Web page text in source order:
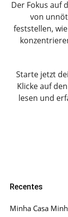
Der Fokus auf
von
feststellen,
Starte jetzt
Klicke auf
lesen und
Recentes
Minha Casa